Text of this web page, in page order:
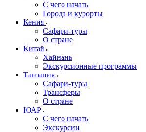
С чего начать
Города и курорты
Кения
Сафари-туры
О стране
Китай
Хайнань
Экскурсионные программы
Танзания
Сафари-туры
Трансферы
О стране
ЮАР
С чего начать
Экскурсии